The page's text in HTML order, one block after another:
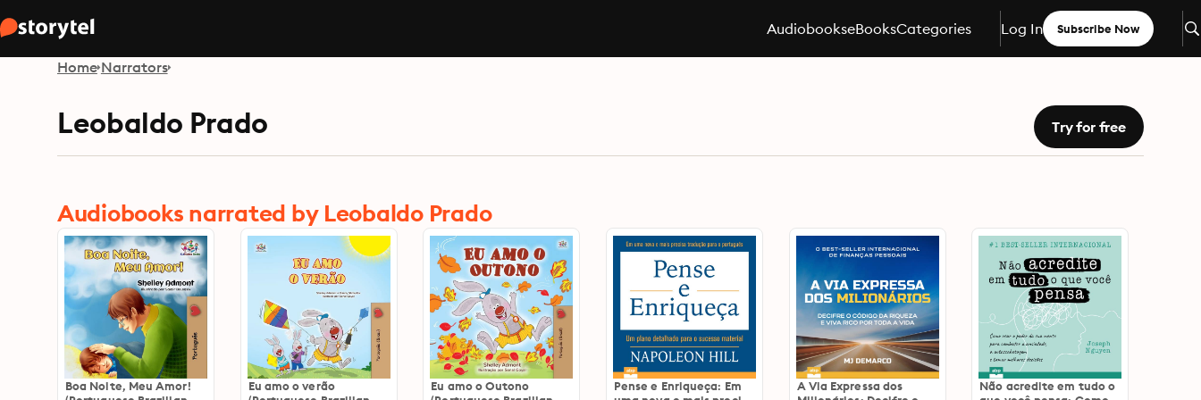
AudiobookseBooksCategories Log In Subscribe Now
Home Narrators
Leobaldo Prado Try for free
Audiobooks narrated by Leobaldo Prado
Boa Noite, Meu Amor!
Eu amo o verão
Eu amo o Outono
Pense e Enriqueça: Em
A Via Expressa dos
Não acredite em tudo o